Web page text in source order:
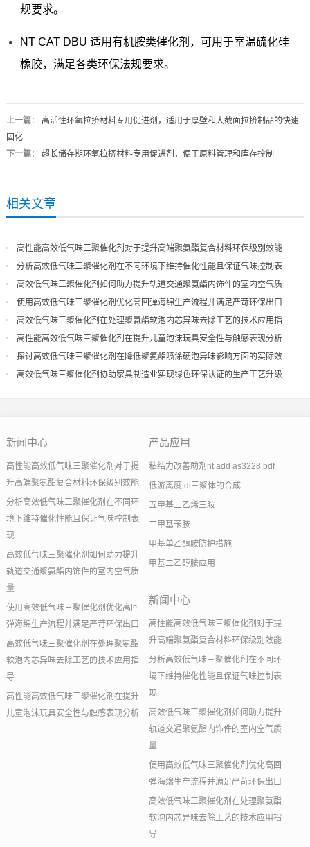
规要求。
NT CAT DBU 适用有机胺类催化剂，可用于室温硫化硅
橡胶，满足各类环保法规要求。
上一篇： 高活性环氧拉挤材料专用促进剂，适用于厚壁和大截面拉挤制品的快速
固化
下一篇： 超长储存期环氧拉挤材料专用促进剂，便于原料管理和库存控制
相关文章
高性能高效低气味三聚催化剂对于提升高端聚氨酯复合材料环保级别效能
分析高效低气味三聚催化剂在不同环境下维持催化性能且保证气味控制表
现
高效低气味三聚催化剂如何助力提升轨道交通聚氨酯内饰件的室内空气质
量
使用高效低气味三聚催化剂优化高回弹海绵生产流程并满足严苛环保出口
高效低气味三聚催化剂在处理聚氨酯软泡内芯异味去除工艺的技术应用指
导
高性能高效低气味三聚催化剂在提升儿童泡沫玩具安全性与触感表现分析
探讨高效低气味三聚催化剂在降低聚氨酯喷涂硬泡异味影响方面的实际效
果
高效低气味三聚催化剂协助家具制造业实现绿色环保认证的生产工艺升级
新闻中心
高性能高效低气味三聚催化剂对于提
升高端聚氨酯复合材料环保级别效能
分析高效低气味三聚催化剂在不同环
境下维持催化性能且保证气味控制表
现
高效低气味三聚催化剂如何助力提升
轨道交通聚氨酯内饰件的室内空气质
量
使用高效低气味三聚催化剂优化高回
弹海绵生产流程并满足严苛环保出口
高效低气味三聚催化剂在处理聚氨酯
软泡内芯异味去除工艺的技术应用指
导
高性能高效低气味三聚催化剂在提升
儿童泡沫玩具安全性与触感表现分析
产品应用
粘结力改善助剂nt add as3228.pdf
低游离度tdi三聚体的合成
五甲基二乙烯三胺
二甲基苄胺
甲基单乙醇胺防护措施
甲基二乙醇胺应用
新闻中心
高性能高效低气味三聚催化剂对于提
升高端聚氨酯复合材料环保级别效能
分析高效低气味三聚催化剂在不同环
境下维持催化性能且保证气味控制表
现
高效低气味三聚催化剂如何助力提升
轨道交通聚氨酯内饰件的室内空气质
量
使用高效低气味三聚催化剂优化高回
弹海绵生产流程并满足严苛环保出口
高效低气味三聚催化剂在处理聚氨酯
软泡内芯异味去除工艺的技术应用指
导